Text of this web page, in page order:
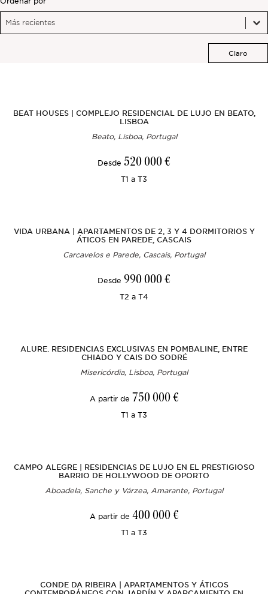
Ordenar por
Ordenar por
Más recientes
Ordenar por
Claro
BEAT HOUSES | COMPLEJO RESIDENCIAL DE LUJO EN BEATO,
LISBOA
Beato, Lisboa, Portugal
Desde 520 000 €
T1 a T3
VIDA URBANA | APARTAMENTOS DE 2, 3 Y 4 DORMITORIOS Y
ÁTICOS EN PAREDE, CASCAIS
Carcavelos e Parede, Cascais, Portugal
Desde 990 000 €
T2 a T4
ALURE. RESIDENCIAS EXCLUSIVAS EN POMBALINE, ENTRE
CHIADO Y CAIS DO SODRÉ
Misericórdia, Lisboa, Portugal
A partir de 750 000 €
T1 a T3
CAMPO ALEGRE | RESIDENCIAS DE LUJO EN EL PRESTIGIOSO
BARRIO DE HOLLYWOOD DE OPORTO
Aboadela, Sanche y Várzea, Amarante, Portugal
A partir de 400 000 €
T1 a T3
CONDE DA RIBEIRA | APARTAMENTOS Y ÁTICOS
Fuera del mercado